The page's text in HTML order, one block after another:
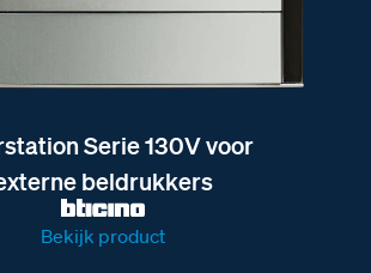
Serie 130V voor
beldrukkers
Bekijk product